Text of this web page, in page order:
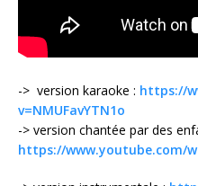
-> version karaoke : https://
v=NMUFavYTN1o
-> version chantée par des
https://www.youtube.com/